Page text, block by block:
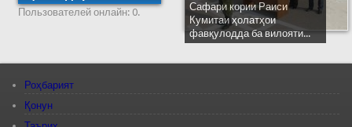
Пользователей онлайн: 0.
Сафари кории Раиси
Кумитаи ҳолатҳои
фавқулодда ба вилояти...
Роҳбарият
Қонун